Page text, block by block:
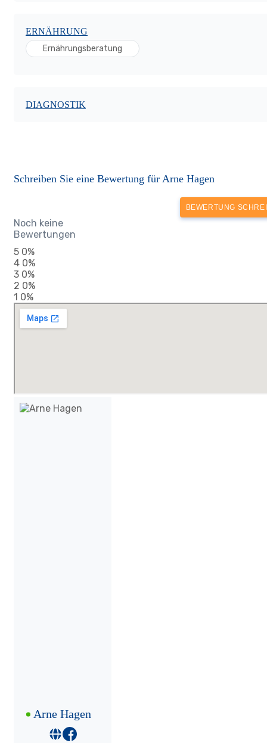
ERNÄHRUNG
Ernährungsberatung
DIAGNOSTIK
Schreiben Sie eine Bewertung für Arne Hagen
BEWERTUNG
Noch keine
Bewertungen
5 0%
4 0%
3 0%
2 0%
1 0%
Arne Hagen